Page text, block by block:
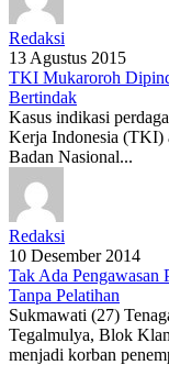
Redaksi
13 Agustus 2015
TKI Mukaroroh
Bertindak
Kasus indikasi
Kerja Indonesia (TKI)
Badan Nasional...
Redaksi
10 Desember 2014
Tak Ada Pengawasan
Tanpa Pelatihan
Sukmawati (27)
Tegalmulya, Blok
menjadi korban